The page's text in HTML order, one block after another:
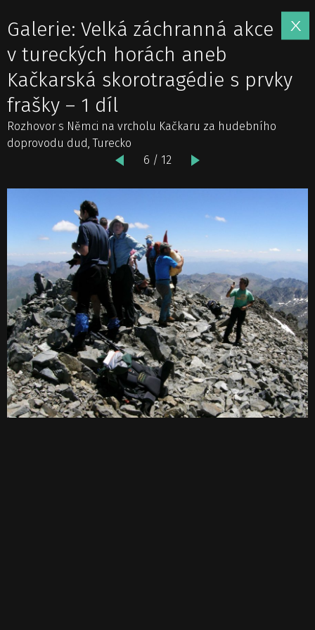
Galerie: Velká záchranná akce
v tureckých horách aneb
Kačkarská skorotragédie s prvky
frašky – 1 díl
Rozhovor s Němci na vrcholu Kačkaru za hudebního
doprovodu dud, Turecko
6 / 12